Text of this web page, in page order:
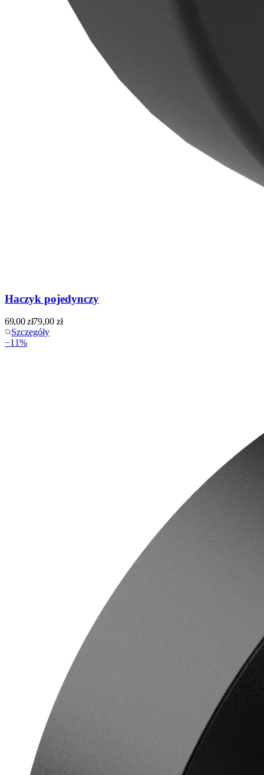
Haczyk pojedynczy
69,00zł79,00 zł
Szczegóły
−11%